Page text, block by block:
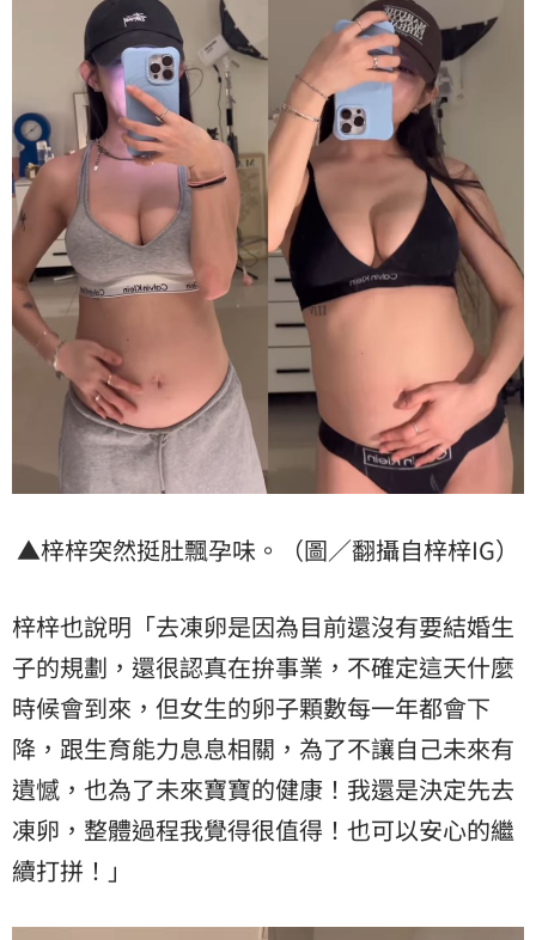
▲梓梓突然挺肚飄孕味。（圖／翻攝自梓梓IG）
梓梓也說明「去凍卵是因為目前還沒有要結婚生
子的規劃，還很認真在拚事業，不確定這天什麼
時候會到來，但女生的卵子顆數每一年都會下
降，跟生育能力息息相關，為了不讓自己未來有
遺憾，也為了未來寶寶的健康！我還是決定先去
凍卵，整體過程我覺得很值得！也可以安心的繼
續打拼！」